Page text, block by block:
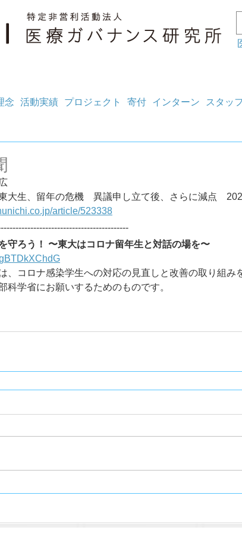
念 活動実績 プロジェクト 寄付 インターン スタッフ
【コメント】東大生、留年
article/523338
守ろう！ 〜東大はコロナ留年生と対話の場を〜
、コロナ感染学生への対応の見直しと改善の取り組み
科学省にお願いするためのものです。